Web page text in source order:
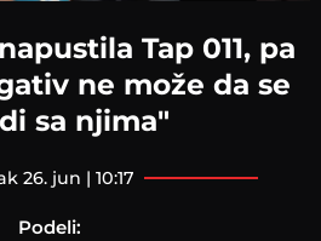
Tap 011, pa
ne može da se
sa njima"
26. jun | 10:17
Podeli: